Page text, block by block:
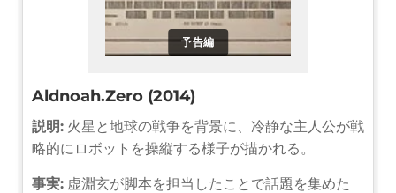
予告編
Aldnoah.Zero (2014)
説明: 火星と地球の戦争を背景に、冷静な主人公が戦
略的にロボットを操縦する様子が描かれる。
事実: 虚淵玄が脚本を担当したことで話題を集めた